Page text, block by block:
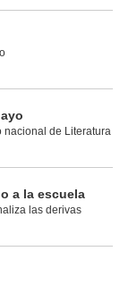
nacional de Literatura
a la escuela
las derivas